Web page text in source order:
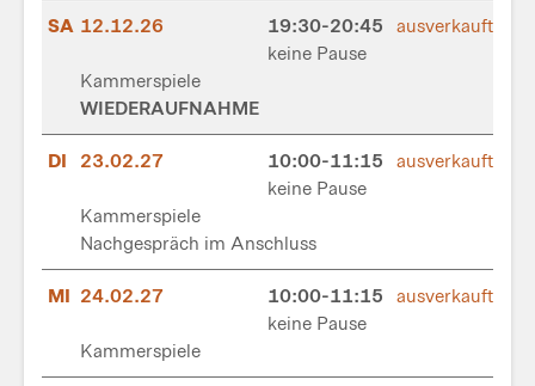
SA 12.12.26
19:30-20:45
keine Pause
Kammerspiele
WIEDERAUFNAHME
ausverkauft
DI 23.02.27
10:00-11:15
keine Pause
Kammerspiele
Nachgespräch im Anschluss
ausverkauft
MI 24.02.27
10:00-11:15
keine Pause
Kammerspiele
ausverkauft